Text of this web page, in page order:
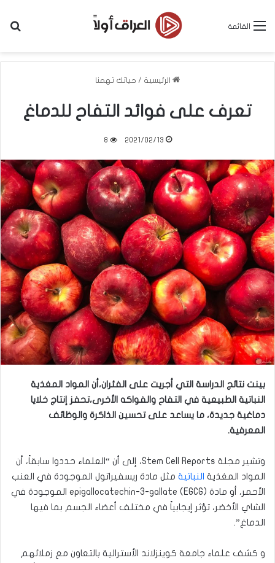
القائمة
الرئيسية / حياتك تهمنا
تعرف على فوائد التفاح للدماغ
2021/02/13
8
بينت نتائج الدراسة التي أجريت على الفئران،أن المواد المغذية
النباتية الطبيعية في التفاح والفواكه الأخرى،تحفز إنتاج خلايا
دماغية جديدة، ما يساعد على تحسين الذاكرة والوظائف
المعرفية.
وتشير مجلة Stem Cell Reports، إلى أن “العلماء حددوا سابقاً، أن
المواد المغذية النباتية مثل مادة ريسفيراتول الموجودة في العنب
الأحمر، أو مادة epigallocatechin-3-gallate (EGCG) الموجودة في
الشاي الأخضر، تؤثر إيجابياً في مختلف أعضاء الجسم بما فيها
الدماغ”.
و كشف علماء جامعة كوينزلاند الأسترالية بالتعاون مع زملائهم